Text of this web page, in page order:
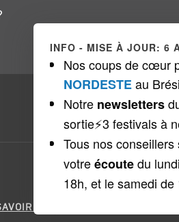
PLUS
INFO - MISE À JOUR: 6
Nos coups de cœur
NORDESTEau
Notre newsletters
sortie⚡3 festivals à
Tous nos conseillers
votreécoutedu
18h, et le samedi de